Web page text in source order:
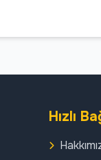
Hızlı